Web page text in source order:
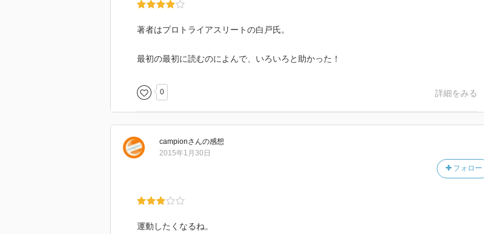
著者はプロトライアスリートの白戸氏。
最初の最初に読むのによんで、いろいろと助かった！
0 詳細をみる
campionさんの感想
フォロー
2015年1月30日
運動したくなるね。